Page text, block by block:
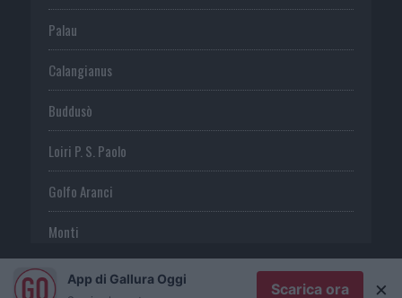
Palau
Calangianus
Buddusò
Loiri P. S. Paolo
Golfo Aranci
Monti
TeltiApp di Gallura Oggi
Scarica ora ×